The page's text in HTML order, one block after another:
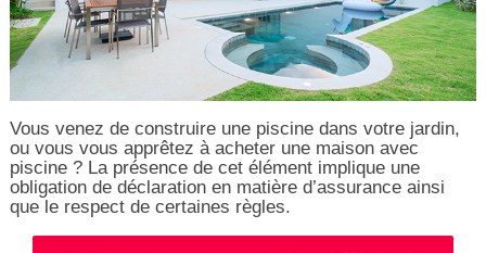
Vous venez de construire une piscine dans votre jardin,
ou vous vous apprêtez à acheter une maison avec
piscine ? La présence de cet élément implique une
obligation de déclaration en matière d’assurance ainsi
que le respect de certaines règles.